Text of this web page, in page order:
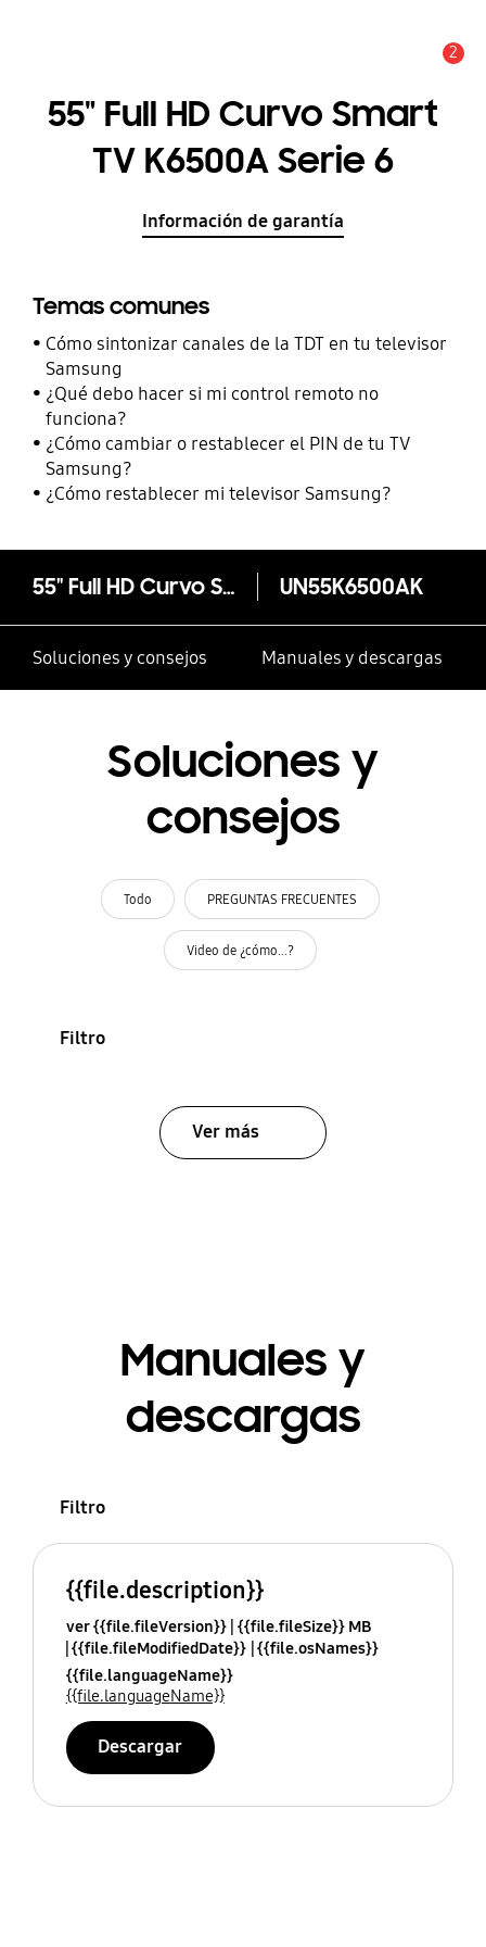
2
55" Full HD Curvo Smart
TV K6500A Serie 6
Información de garantía
Temas comunes
Cómo sintonizar canales de la TDT en tu televisor
Samsung
¿Qué debo hacer si mi control remoto no
funciona?
¿Cómo cambiar o restablecer el PIN de tu TV
Samsung?
¿Cómo restablecer mi televisor Samsung?
55" Full HD Curvo Smart TV K6500A Serie 6 UN55K6500AK
Soluciones y consejos Manuales y descargas
Soluciones y
consejos
Todo PREGUNTAS FRECUENTES
Video de ¿cómo...?
Filtro
Ver más
Manuales y
descargas
Filtro
{{file.description}}
ver {{file.fileVersion}} {{file.fileSize}} MB
{{file.fileModifiedDate}} {{file.osNames}}
{{file.languageName}}
{{file.languageName}}
Descargar